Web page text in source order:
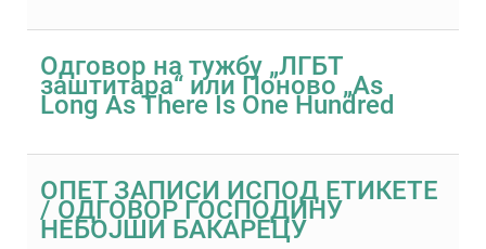
Одговор на тужбу „ЛГБТ
заштитара“ или Поново „Аs
Long As There Is One Hundred
ОПЕТ ЗАПИСИ ИСПОД ЕТИКЕТЕ
/ ОДГОВОР ГОСПОДИНУ
НЕБОЈШИ БАКАРЕЦУ